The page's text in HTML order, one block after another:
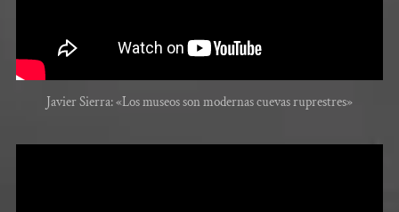
Javier Sierra: «Los museos son modernas cuevas ruprestres»